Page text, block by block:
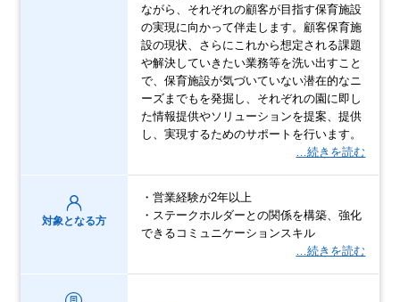
ながら、それぞれの顧客が目指す保育施設
の実現に向かって伴走します。顧客保育施
設の現状、さらにこれから想定される課題
や解決していきたい業務等を洗い出すこと
で、保育施設が気づいていない潜在的なニ
ーズまでもを発掘し、それぞれの園に即し
た情報提供やソリューションを提案、提供
し、実現するためのサポートを行います。
…続きを読む
対象となる方
・営業経験が2年以上
・ステークホルダーとの関係を構築、強化
できるコミュニケーションスキル
…続きを読む